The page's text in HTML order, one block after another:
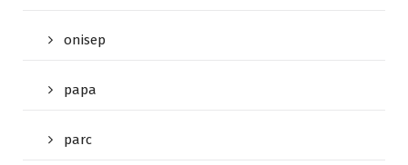
onisep
papa
parc